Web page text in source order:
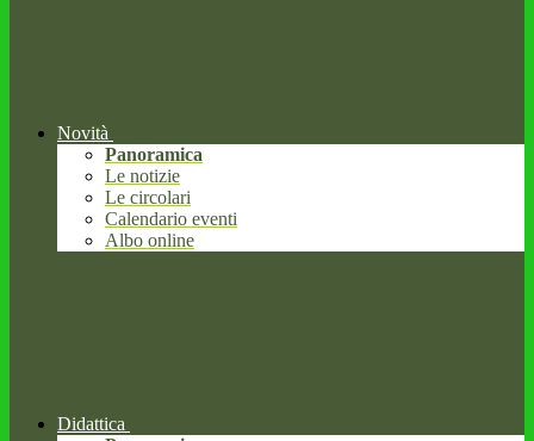
Novità
Panoramica
Le notizie
Le circolari
Calendario eventi
Albo online
Didattica